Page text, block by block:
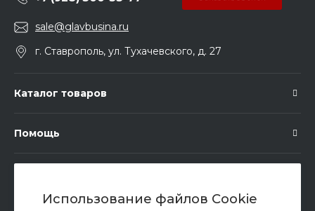
Использование файлов Cookie
sale@glavbusina.ru
г. Ставрополь, ул. Тухачевского, д. 27
Каталог товаров
Помощь